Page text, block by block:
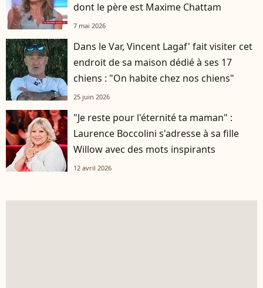
dont le père est Maxime Chattam
7 mai 2026
Dans le Var, Vincent Lagaf' fait visiter cet
endroit de sa maison dédié à ses 17
chiens : "On habite chez nos chiens"
25 juin 2026
"Je reste pour l'éternité ta maman" :
Laurence Boccolini s'adresse à sa fille
Willow avec des mots inspirants
12 avril 2026